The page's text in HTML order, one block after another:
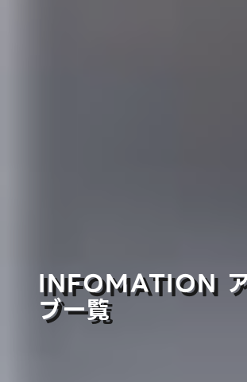
INFOMATION
ブ一覧